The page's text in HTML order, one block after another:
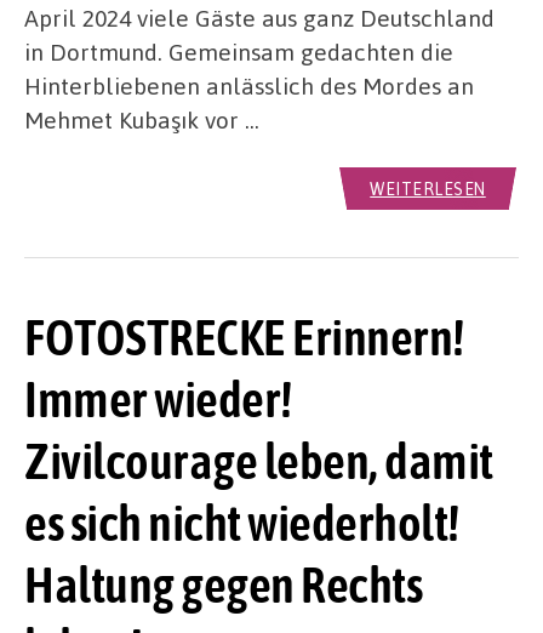
April 2024 viele Gäste aus ganz Deutschland
in Dortmund. Gemeinsam gedachten die
Hinterbliebenen anlässlich des Mordes an
Mehmet Kubaşık vor …
WEITERLESEN
FOTOSTRECKE Erinnern!
Immer wieder!
Zivilcourage leben, damit
es sich nicht wiederholt!
Haltung gegen Rechts